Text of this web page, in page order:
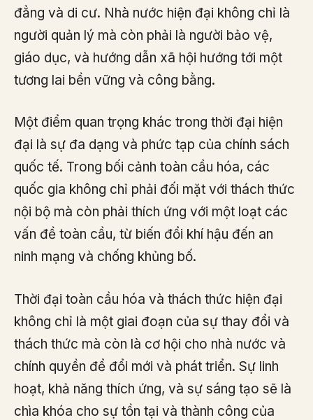
đẳng và di cư. Nhà nước hiện đại không chỉ là
người quản lý mà còn phải là người bảo vệ,
giáo dục, và hướng dẫn xã hội hướng tới một
tương lai bền vững và công bằng.
Một điểm quan trọng khác trong thời đại hiện
đại là sự đa dạng và phức tạp của chính sách
quốc tế. Trong bối cảnh toàn cầu hóa, các
quốc gia không chỉ phải đối mặt với thách thức
nội bộ mà còn phải thích ứng với một loạt các
vấn đề toàn cầu, từ biến đổi khí hậu đến an
ninh mạng và chống khủng bố.
Thời đại toàn cầu hóa và thách thức hiện đại
không chỉ là một giai đoạn của sự thay đổi và
thách thức mà còn là cơ hội cho nhà nước và
chính quyền để đổi mới và phát triển. Sự linh
hoạt, khả năng thích ứng, và sự sáng tạo sẽ là
chìa khóa cho sự tồn tại và thành công của